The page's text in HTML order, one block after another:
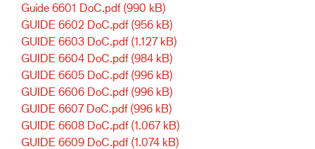
Guide 6601 DoC.pdf (990 kB)
GUIDE 6602 DoC.pdf (956 kB)
GUIDE 6603 DoC.pdf (1.127 kB)
GUIDE 6604 DoC.pdf (984 kB)
GUIDE 6605 DoC.pdf (996 kB)
GUIDE 6606 DoC.pdf (996 kB)
GUIDE 6607 DoC.pdf (996 kB)
GUIDE 6608 DoC.pdf (1.067 kB)
GUIDE 6609 DoC.pdf (1.074 kB)